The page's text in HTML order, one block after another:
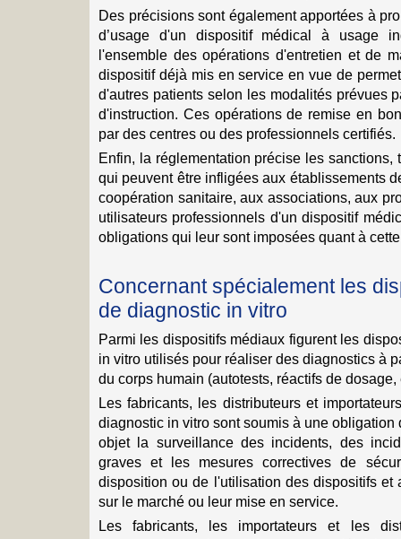
Des précisions sont également apportées à
d’usage d'un dispositif médical à usage
l'ensemble des opérations d'entretien et de
dispositif déjà mis en service en vue de
d'autres patients selon les modalités prévues
d'instruction. Ces opérations de remise en
par des centres ou des professionnels certifiés.
Enfin, la réglementation précise les sanctions,
qui peuvent être infligées aux établissements
coopération sanitaire, aux associations, aux
utilisateurs professionnels d'un dispositif
obligations qui leur sont imposées quant à
Concernant spécialement les
de diagnostic in vitro
Parmi les dispositifs médiaux figurent les
in vitro utilisés pour réaliser des diagnostics à
du corps humain (autotests, réactifs de dosage,
Les fabricants, les distributeurs et
diagnostic in vitro sont soumis à une
objet la surveillance des incidents, des
graves et les mesures correctives de
disposition ou de l'utilisation des dispositifs et
sur le marché ou leur mise en service.
Les fabricants, les importateurs et les